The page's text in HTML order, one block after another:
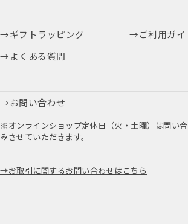
ギフトラッピング
ご利用ガイ
よくある質問
お問い合わせ
※オンラインショップ定休日（火・土曜）は問い
みさせていただきます。
お取引に関するお問い合わせはこちら